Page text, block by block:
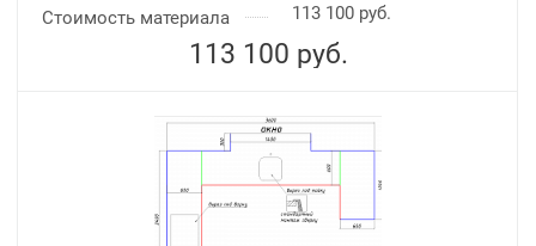
Стоимость материала
113 100 руб.
113 100 руб.